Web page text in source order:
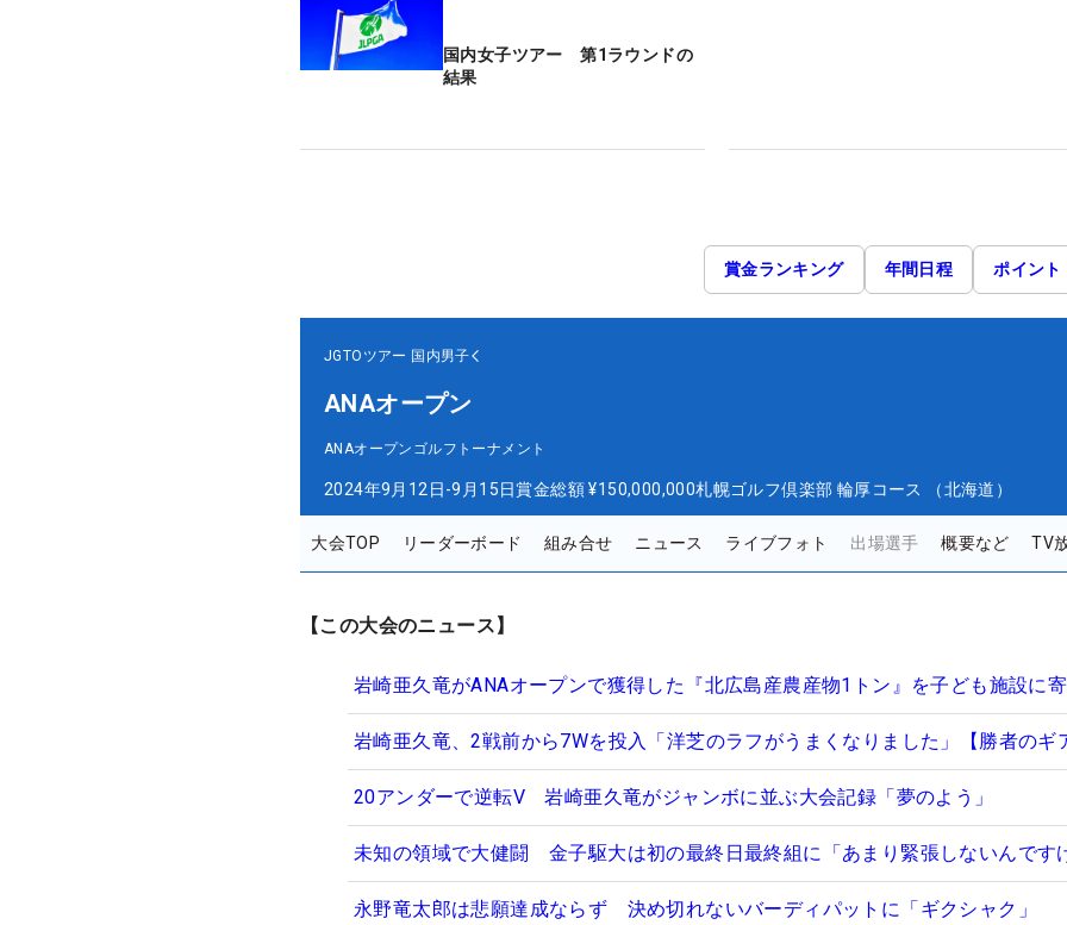
国内女子ツアー 第1ラウンドの
結果
賞金ランキング 年間日程 ポイント
JGTOツアー 国内男子
ANAオープン
ANAオープンゴルフトーナメント
2024年9月12日-9月15日賞金総額 ¥150,000,000札幌ゴルフ倶楽部 輪厚コース （北海道）
大会TOP リーダーボード 組み合せ ニュース ライブフォト 出場選手 概要など TV
【この大会のニュース】
岩崎亜久竜がANAオープンで獲得した『北広島産農産物1トン』を子ども施設に
岩崎亜久竜、2戦前から7Wを投入「洋芝のラフがうまくなりました」【勝者のギ
20アンダーで逆転V 岩崎亜久竜がジャンボに並ぶ大会記録「夢のよう」
未知の領域で大健闘 金子駆大は初の最終日最終組に「あまり緊張しないんです
永野竜太郎は悲願達成ならず 決め切れないバーディパットに「ギクシャク」